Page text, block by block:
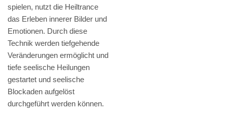
spielen, nutzt die Heiltrance
das Erleben innerer Bilder und
Emotionen. Durch diese
Technik werden tiefgehende
Veränderungen ermöglicht und
tiefe seelische Heilungen
gestartet und seelische
Blockaden aufgelöst
durchgeführt werden können.